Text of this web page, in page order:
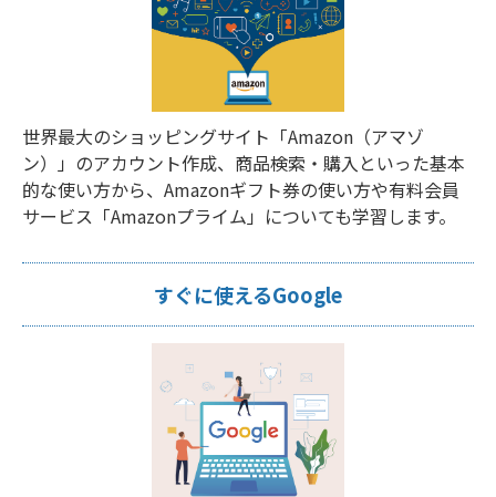
世界最大のショッピングサイト「Amazon（アマゾ
ン）」のアカウント作成、商品検索・購入といった基本
的な使い方から、Amazonギフト券の使い方や有料会員
サービス「Amazonプライム」についても学習します。
すぐに使えるGoogle